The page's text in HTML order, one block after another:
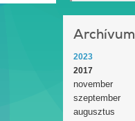
Archívum
2023
2017
november
szeptember
augusztus